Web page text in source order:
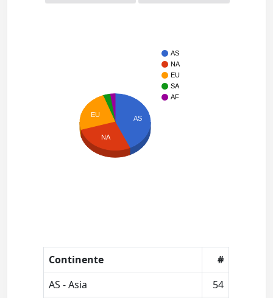
AS
NA
EU
SA
AF
AS
EU
NA
Continente
#
AS - Asia
54